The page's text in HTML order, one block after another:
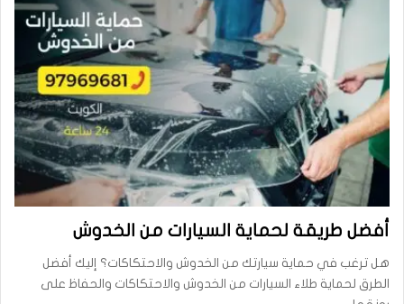
أفضل طريقة لحماية السيارات من الخدوش
هل ترغب في حماية سيارتك من الخدوش والاحتكاكات؟ إليك أفضل
الطرق لحماية طلاء السيارات من الخدوش والاحتكاكات والحفاظ على